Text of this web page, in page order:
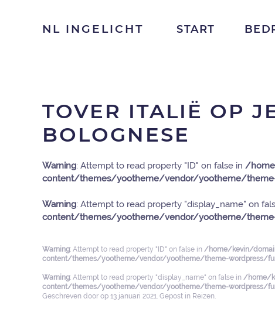
NL INGELICHT START
TOVER ITALIË OP
BOLOGNESE
Warning: Attempt to read property "ID" on false in /
content/themes/yootheme/vendor/yootheme/
Warning: Attempt to read property "display_name" on
content/themes/yootheme/vendor/yootheme/
Warning: Attempt to read property "ID" on false in /home/kevin/
content/themes/yootheme/vendor/yootheme/theme-wordpress/
Warning: Attempt to read property "display_name" on false in /home/
content/themes/yootheme/vendor/yootheme/theme-wordpress/
Geschreven door op 13 januari 2021. Gepost in Reizen.